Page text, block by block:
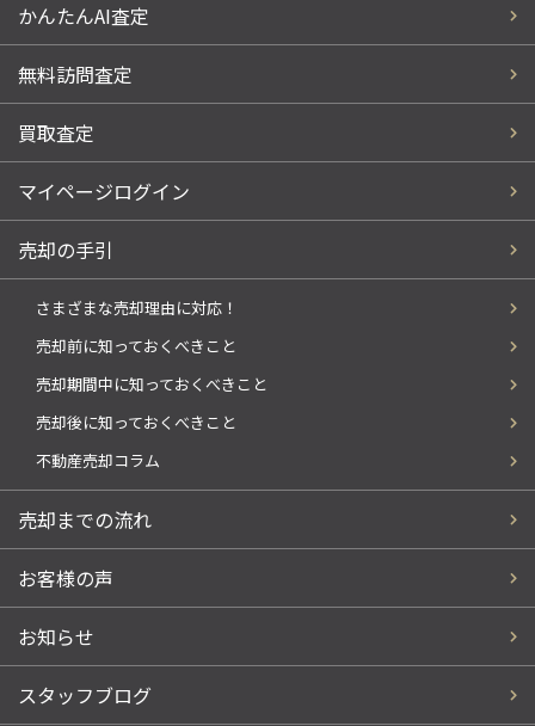
かんたんAI査定
無料訪問査定
買取査定
マイページログイン
売却の手引
さまざまな売却理由に対応！
売却前に知っておくべきこと
売却期間中に知っておくべきこと
売却後に知っておくべきこと
不動産売却コラム
売却までの流れ
お客様の声
お知らせ
スタッフブログ